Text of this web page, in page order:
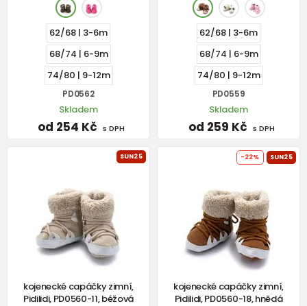
62/68 | 3-6m
68/74 | 6-9m
74/80 | 9-12m
PD0562
Skladem
od 254 Kč s DPH
62/68 | 3-6m
68/74 | 6-9m
74/80 | 9-12m
PD0559
Skladem
od 259 Kč s DPH
SUN25
kojenecké capáčky zimní,
Pidilidi, PD0560-11, béžová
-22% SUN25
kojenecké capáčky zimní,
Pidilidi, PD0560-18, hnědá